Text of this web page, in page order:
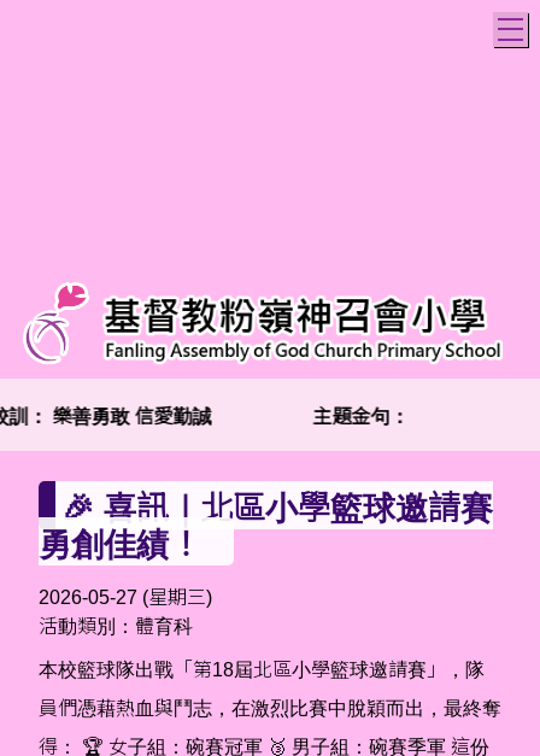
： 樂善勇敢 信愛勤誠 主題金句：「兩個人總比
🎉 喜訊｜北區小學籃球邀請賽
勇創佳績！
2026-05-27 (星期三)
活動類別：體育科
本校籃球隊出戰「第18屆北區小學籃球邀請賽」，隊員
們憑藉熱血與鬥志，在激烈比賽中脫穎而出，最終奪
得： 🏆 女子組：碗賽冠軍 🥉 男子組：碗賽季軍 這份